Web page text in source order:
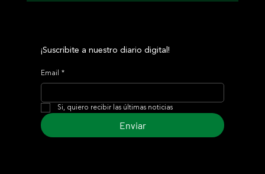
¡Suscribite a nuestro diario digital!
Email *
Si, quiero recibir las últimas noticias
Enviar